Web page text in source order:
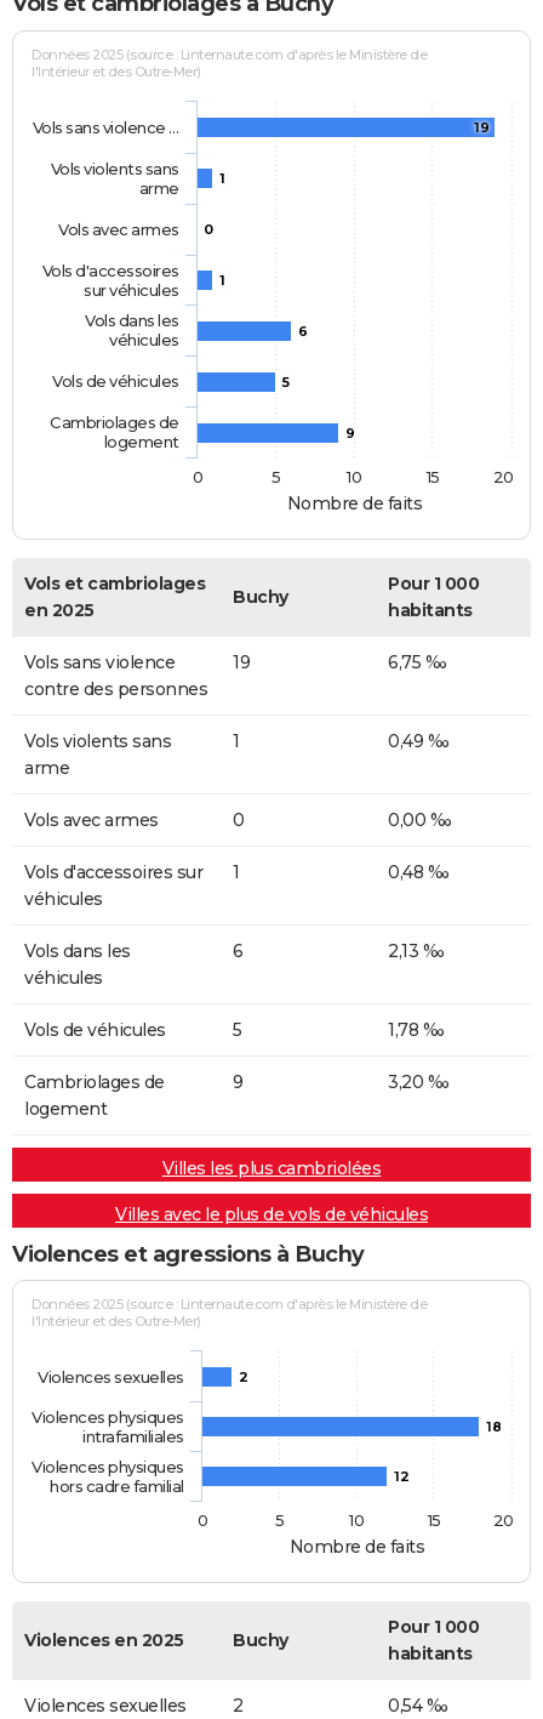
Nombre de faits
Données 2025 (source : Linternaute.com d'après le Ministère de
l'Intérieur et des Outre-Mer)
19
1
0
1
6
5
9
Vols sans violence …
Vols violents sans
arme
Vols avec armes
Vols d'accessoires
sur véhicules
Vols dans les
véhicules
Vols de véhicules
Cambriolages de
logement
0
5 10 15 20
Vols et cambriolages
en 2025
Buchy
Pour 1 000
habitants
Vols sans violence
contre des personnes
19 6,75 ‰
Vols violents sans
arme
1 0,49 ‰
Vols avec armes 0 0,00 ‰
Vols d'accessoires sur
véhicules
1 0,48 ‰
Vols dans les
véhicules
6 2,13 ‰
Vols de véhicules 5 1,78 ‰
Cambriolages de
logement
9 3,20 ‰
Villes les plus cambriolées
Villes avec le plus de vols de véhicules
Violences et agressions à Buchy
Nombre de faits
Données 2025 (source : Linternaute.com d'après le Ministère de
l'Intérieur et des Outre-Mer)
2
18
12
Violences sexuelles
Violences physiques
intrafamiliales
Violences physiques
hors cadre familial
0
5 10 15 20
Violences en 2025 Buchy
Pour 1 000
habitants
Violences sexuelles 2 0,54 ‰